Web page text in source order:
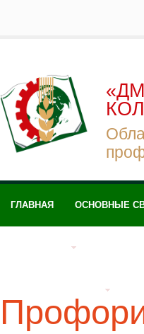
ГЛАВНАЯ ОСНОВНЫЕ